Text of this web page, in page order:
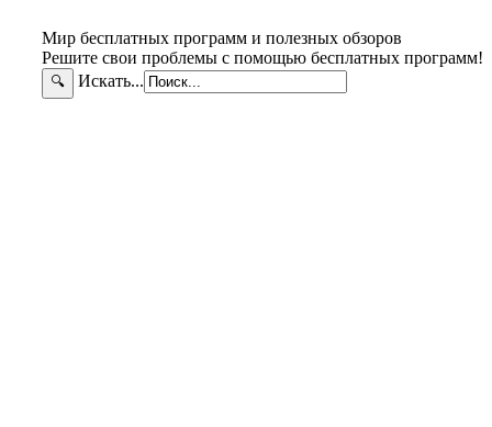
Мир бесплатных программ и полезных обзоров
Решите свои проблемы с помощью бесплатных программ!
🔍 Искать...